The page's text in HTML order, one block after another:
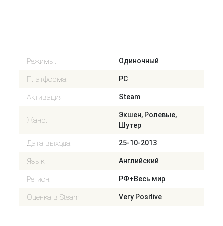
Режимы: Одиночный
Платформа: PC
Активация Steam
Жанр:
Экшен, Ролевые,
Шутер
Дата выхода: 25-10-2013
Язык: Английский
Регион: РФ+Весь мир
Оценка в Steam Very Positive